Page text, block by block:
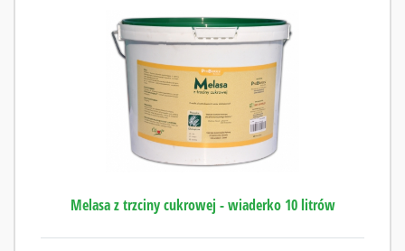
Melasa z trzciny cukrowej - wiaderko 10 litrów